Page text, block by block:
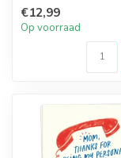
€12,99
Op voorraad